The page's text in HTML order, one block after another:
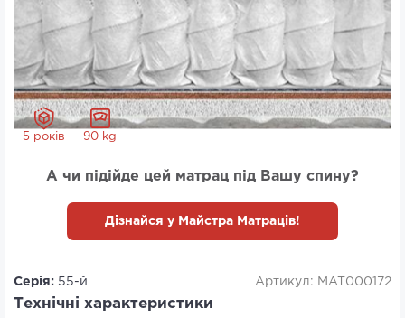
5 років 90 kg
А чи підійде цей матрац під Вашу спину?
Дізнайся у Майстра Матраців!
Серія: 55-й Артикул: MAT000172
Технічні характеристики